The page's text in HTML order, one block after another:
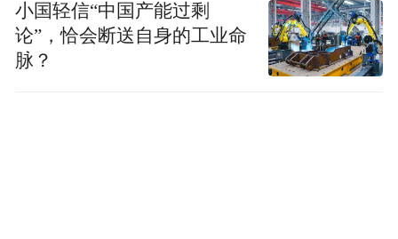
小国轻信“中国产能过剩
论”，恰会断送自身的工业命
脉？